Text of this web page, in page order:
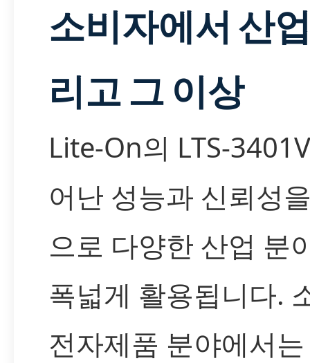
소비자에서 산
리고 그 이상
Lite-On의 LTS-
어난 성능과 신뢰성
으로 다양한 산업 분
폭넓게 활용됩니다.
전자제품 분야에서